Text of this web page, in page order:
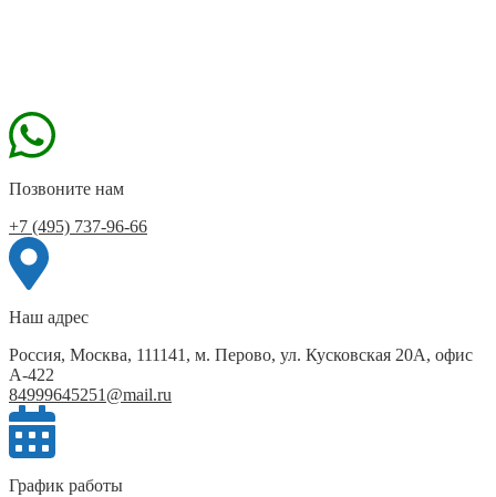
Позвоните нам
+7 (495) 737-96-66
Наш адрес
Россия, Москва, 111141, м. Перово, ул. Кусковская 20А, офис
А-422
84999645251@mail.ru
График работы